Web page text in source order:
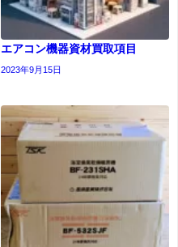
エアコン機器資材買取項目
2023年9月15日